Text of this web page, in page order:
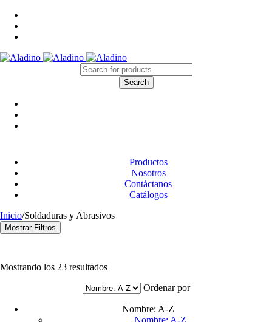
Productos
Nosotros
Contáctanos
Catálogos
Inicio/Soldaduras y Abrasivos
Cintas y Embalaje
Escaleras (18)
Pinturas y Removedores(30)
Repuestos y Conexiones(36)
Selladores y Adhesivos(23)
Soldaduras y Abrasivos
(23)
Mostrar Filtros
Mostrando los 23 resultados
Ordenar por
Nombre: A-Z
Nombre: A-Z